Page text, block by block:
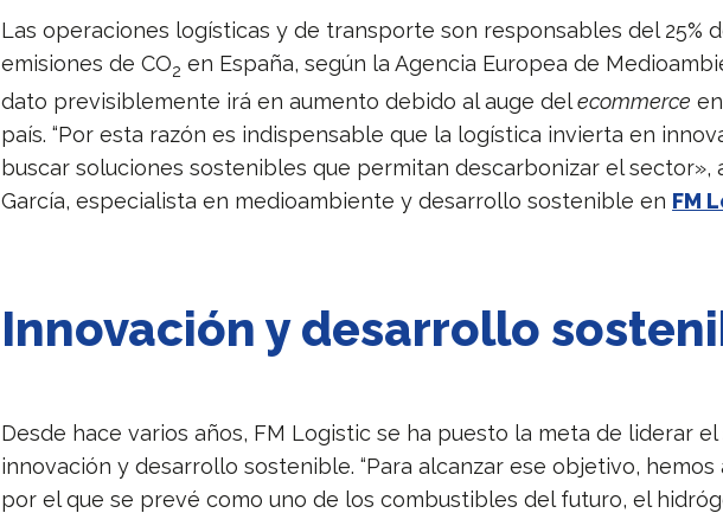
Las operaciones logísticas y de transporte son responsables del 25%
emisiones de CO2 en España, según la Agencia Europea de
dato previsiblemente irá en aumento debido al auge delecommerce
país. “Por esta razón es indispensable que la logística invierta en
buscar soluciones sostenibles que permitan descarbonizar el sector»,
García, especialista en medioambiente y desarrollo sostenible en FM
Innovación y desarrollo
Desde hace varios años, FM Logistic se ha puesto la meta de liderar
innovación y desarrollo sostenible. “Para alcanzar ese objetivo, hemos
por el que se prevé como uno de los combustibles del futuro, el